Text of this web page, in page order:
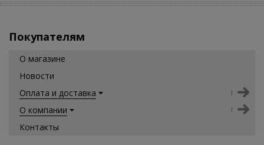
Покупателям
О магазине
Новости
Оплата и доставка
О компании
Контакты